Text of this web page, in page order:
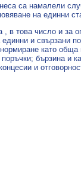
са намалели
на единни
, в това число и
и свързани
като
бързина и
и